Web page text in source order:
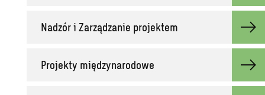
Nadzór i Zarządzanie projektem
Projekty międzynarodowe